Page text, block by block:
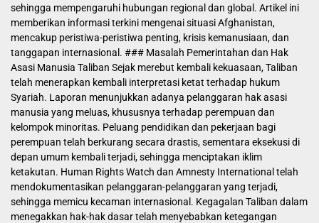
sehingga mempengaruhi hubungan regional dan global. Artikel ini
memberikan informasi terkini mengenai situasi Afghanistan,
mencakup peristiwa-peristiwa penting, krisis kemanusiaan, dan
tanggapan internasional. ### Masalah Pemerintahan dan Hak
Asasi Manusia Taliban Sejak merebut kembali kekuasaan, Taliban
telah menerapkan kembali interpretasi ketat terhadap hukum
Syariah. Laporan menunjukkan adanya pelanggaran hak asasi
manusia yang meluas, khususnya terhadap perempuan dan
kelompok minoritas. Peluang pendidikan dan pekerjaan bagi
perempuan telah berkurang secara drastis, sementara eksekusi di
depan umum kembali terjadi, sehingga menciptakan iklim
ketakutan. Human Rights Watch dan Amnesty International telah
mendokumentasikan pelanggaran-pelanggaran yang terjadi,
sehingga memicu kecaman internasional. Kegagalan Taliban dalam
menegakkan hak-hak dasar telah menyebabkan ketegangan